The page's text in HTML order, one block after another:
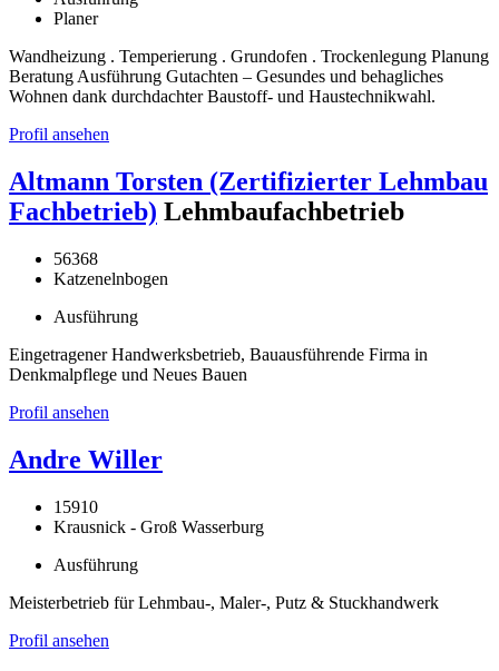
Planer
Wandheizung . Temperierung . Grundofen . Trockenlegung Planung
Beratung Ausführung Gutachten – Gesundes und behagliches
Wohnen dank durchdachter Baustoff- und Haustechnikwahl.
Profil ansehen
Altmann Torsten (Zertifizierter Lehmbau
Fachbetrieb) Lehmbaufachbetrieb
56368
Katzenelnbogen
Ausführung
Eingetragener Handwerksbetrieb, Bauausführende Firma in
Denkmalpflege und Neues Bauen
Profil ansehen
Andre Willer
15910
Krausnick - Groß Wasserburg
Ausführung
Meisterbetrieb für Lehmbau-, Maler-, Putz & Stuckhandwerk
Profil ansehen